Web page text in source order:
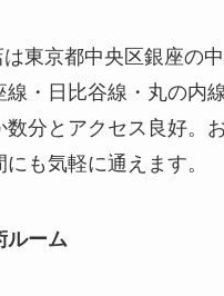
東京都中央区銀座の
線・日比谷線・丸の内
数分とアクセス良好。
も気軽に通えます。
ルーム